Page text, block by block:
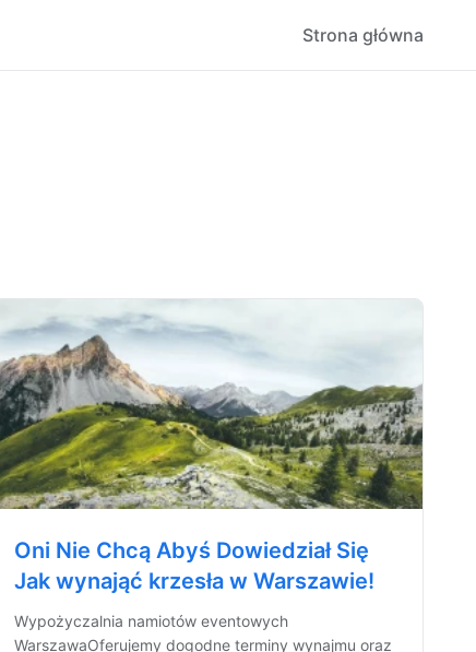
Strona główna
Oni Nie Chcą Abyś Dowiedział Się
Jak wynająć krzesła w Warszawie!
Wypożyczalnia namiotów eventowych
WarszawaOferujemy dogodne terminy wynajmu oraz